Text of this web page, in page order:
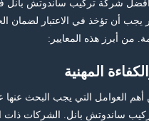
شركة تركيب ساندوتش بانل
يجب أن تؤخذ في الاعتبار لضمان
من أبرز هذه المعايير:
المهنية
أهم العوامل التي يجب البحث عنها
ساندوتش بانل. الشركات ذات